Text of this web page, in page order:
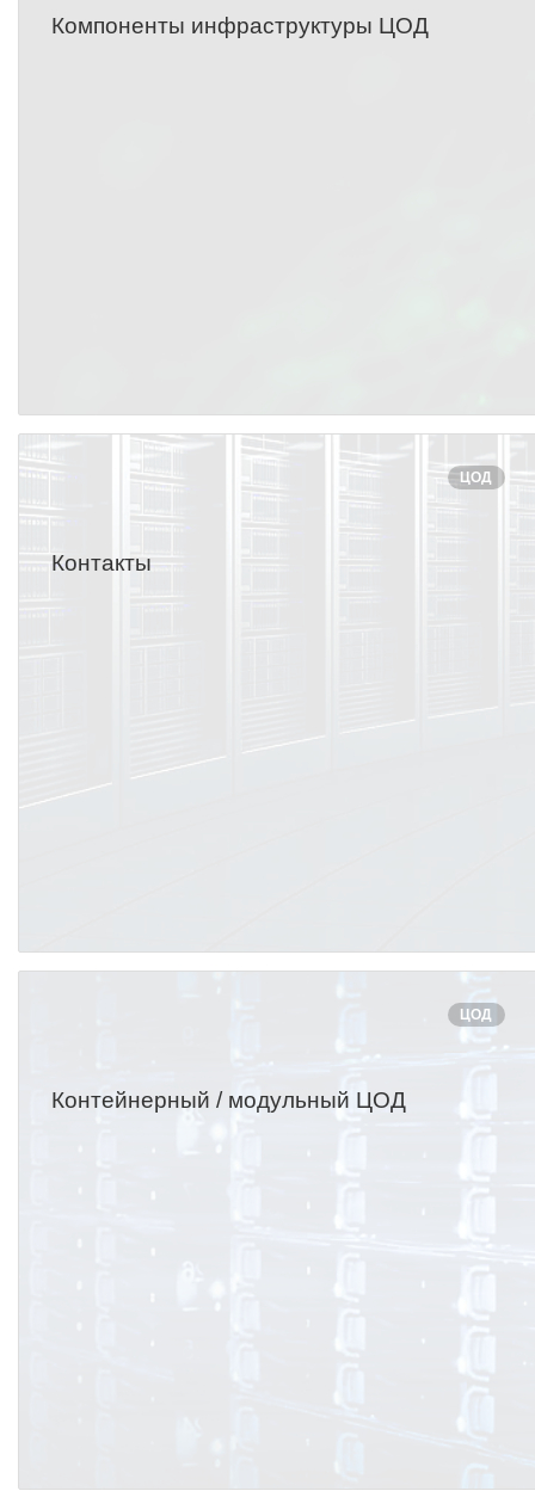
Компоненты инфраструктуры ЦОД
ЦОД
Контакты
ЦОД
Контейнерный / модульный ЦОД